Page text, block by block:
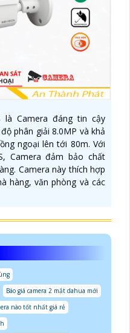
là Camera đáng tin cậy
phân giải 8.0MP và khả
ngoại lên tới 80m. Với
Camera đảm bảo chất
Camera này thích hợp
hàng, văn phòng và các
Báo giá camera 2 mắt dahua mới
nào tốt nhất giá rẻ